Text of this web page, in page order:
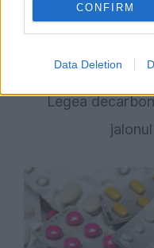
CONFIRM
Data Deletion
Comisia
Legea